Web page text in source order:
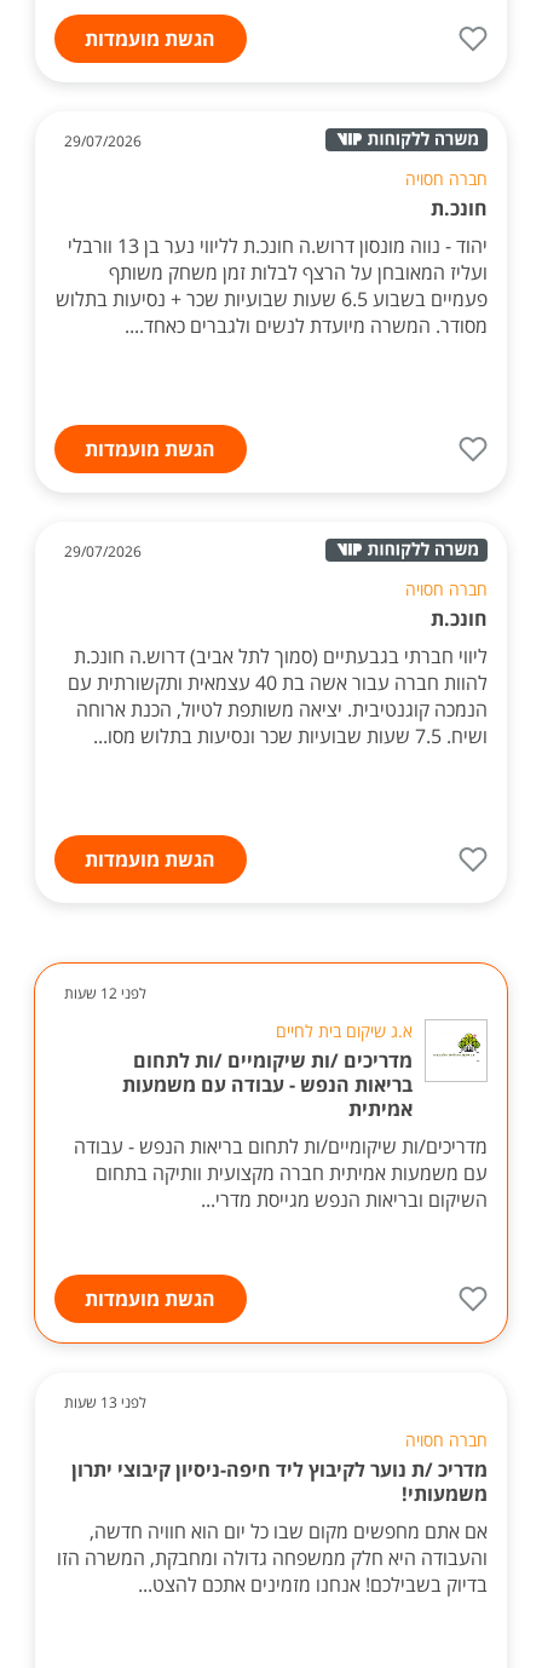
הגשת מועמדות
29/07/2026
חברה חסויה
חונכ.ת
יהוד - נווה מונסון דרוש.ה חונכ.ת לליווי נער בן 13 וורבלי
ועליז המאובחן על הרצף לבלות זמן משחק משותף
פעמיים בשבוע 6.5 שעות שבועיות שכר + נסיעות בתלוש
מסודר. המשרה מיועדת לנשים ולגברים כאחד....
הגשת מועמדות
29/07/2026
חברה חסויה
חונכ.ת
ליווי חברתי בגבעתיים (סמוך לתל אביב) דרוש.ה חונכ.ת
להוות חברה עבור אשה בת 40 עצמאית ותקשורתית עם
הנמכה קוגנטיבית. יציאה משותפת לטיול, הכנת ארוחה
ושיח. 7.5 שעות שבועיות שכר ונסיעות בתלוש מסו...
הגשת מועמדות
לפני 12 שעות
א.ג שיקום בית לחיים
מדריכים /ות שיקומיים /ות לתחום
בריאות הנפש - עבודה עם משמעות
אמיתית
מדריכים/ות שיקומיים/ות לתחום בריאות הנפש - עבודה
עם משמעות אמיתית חברה מקצועית וותיקה בתחום
השיקום ובריאות הנפש מגייסת מדרי...
הגשת מועמדות
לפני 13 שעות
חברה חסויה
מדריכ /ת נוער לקיבוץ ליד חיפה-ניסיון קיבוצי יתרון
משמעותי!
אם אתם מחפשים מקום שבו כל יום הוא חוויה חדשה,
והעבודה היא חלק ממשפחה גדולה ומחבקת, המשרה הזו
בדיוק בשבילכם! אנחנו מזמינים אתכם להצט...